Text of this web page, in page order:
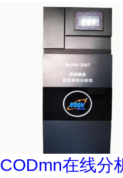
CODmn在线分